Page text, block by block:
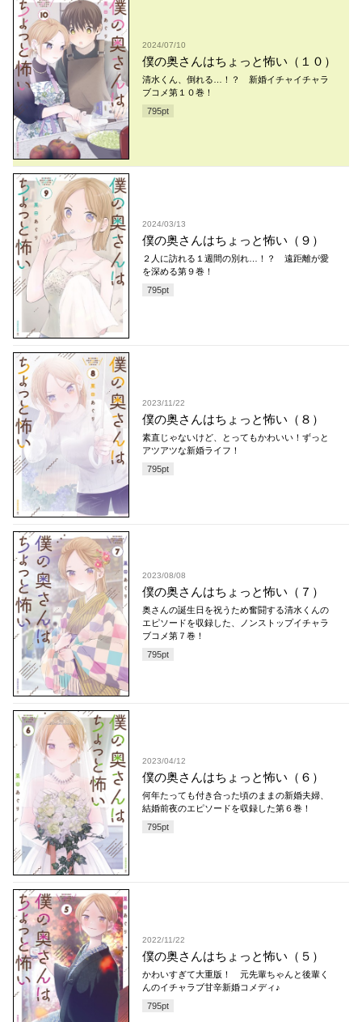
2024/07/10
僕の奥さんはちょっと怖い（１０）
清水くん、倒れる…！？ 新婚イチャイチャラ
ブコメ第１０巻！
795pt
2024/03/13
僕の奥さんはちょっと怖い（９）
２人に訪れる１週間の別れ…！？ 遠距離が愛
を深める第９巻！
795pt
2023/11/22
僕の奥さんはちょっと怖い（８）
素直じゃないけど、とってもかわいい！ずっと
アツアツな新婚ライフ！
795pt
2023/08/08
僕の奥さんはちょっと怖い（７）
奥さんの誕生日を祝うため奮闘する清水くんの
エピソードを収録した、ノンストップイチャラ
ブコメ第７巻！
795pt
2023/04/12
僕の奥さんはちょっと怖い（６）
何年たっても付き合った頃のままの新婚夫婦、
結婚前夜のエピソードを収録した第６巻！
795pt
2022/11/22
僕の奥さんはちょっと怖い（５）
かわいすぎて大重版！ 元先輩ちゃんと後輩く
んのイチャラブ甘辛新婚コメディ♪
795pt